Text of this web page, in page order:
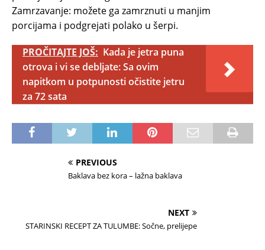
Zamrzavanje: možete ga zamrznuti u manjim
porcijama i podgrejati polako u šerpi.
PROČITAJTE JOŠ: Kada je jetra puna
otrova i vi se debljate: Sa ovim
napitkom u potpunosti očistite jetru
za 72 sata
PREVIOUS
Baklava bez kora – lažna baklava
NEXT
STARINSKI RECEPT ZA TULUMBE: Sočne, prelijepe